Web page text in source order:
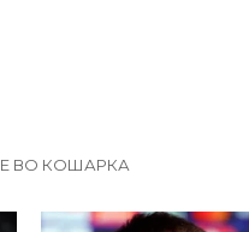
ВО КОШАРКА